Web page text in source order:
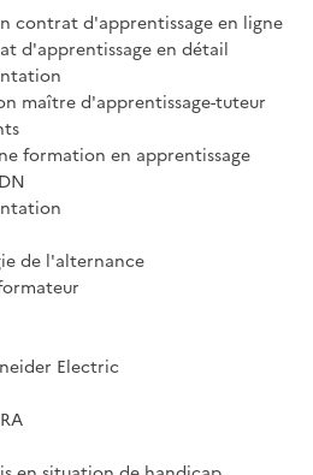
contrat d'apprentissage en ligne
d'apprentissage en détail
maître d'apprentissage-tuteur
formation en apprentissage
de l'alternance
Electric